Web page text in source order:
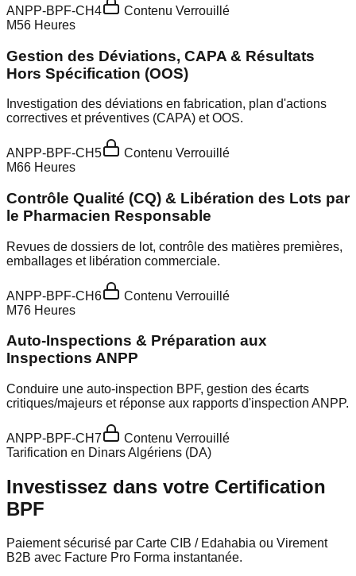
ANPP-BPF-CH4
Contenu Verrouillé
M56 Heures
Gestion des Déviations, CAPA & Résultats
Hors Spécification (OOS)
Investigation des déviations en fabrication, plan d'actions
correctives et préventives (CAPA) et OOS.
ANPP-BPF-CH5
Contenu Verrouillé
M66 Heures
Contrôle Qualité (CQ) & Libération des Lots par
le Pharmacien Responsable
Revues de dossiers de lot, contrôle des matières premières,
emballages et libération commerciale.
ANPP-BPF-CH6
Contenu Verrouillé
M76 Heures
Auto-Inspections & Préparation aux
Inspections ANPP
Conduire une auto-inspection BPF, gestion des écarts
critiques/majeurs et réponse aux rapports d'inspection ANPP.
ANPP-BPF-CH7
Contenu Verrouillé
Tarification en Dinars Algériens (DA)
Investissez dans votre Certification
BPF
Paiement sécurisé par Carte CIB / Edahabia ou Virement
B2B avec Facture Pro Forma instantanée.